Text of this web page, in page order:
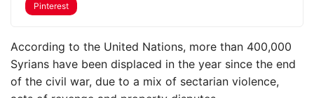
Pinterest
According to the United Nations, more than 400,000
Syrians have been displaced in the year since the end
of the civil war, due to a mix of sectarian violence,